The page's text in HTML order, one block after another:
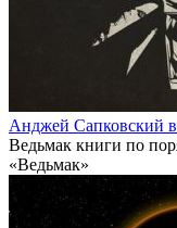
Анджей Сапковский
Ведьмак книги по
«Ведьмак»